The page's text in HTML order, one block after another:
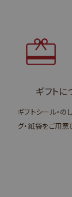
ギフトに
ギフトシール・の
グ・紙袋をご用意